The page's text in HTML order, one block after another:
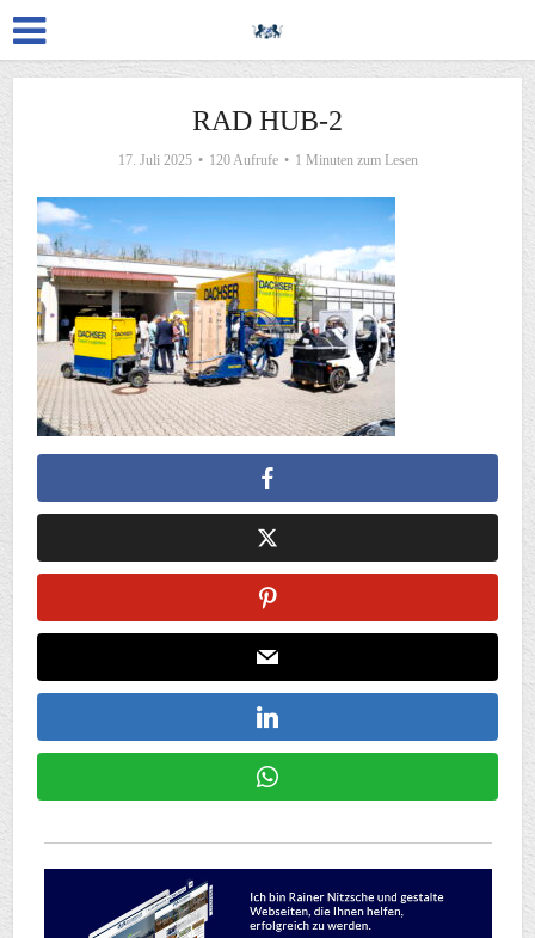
RAD HUB-2
17. Juli 2025 120 Aufrufe 1 Minuten zum Lesen